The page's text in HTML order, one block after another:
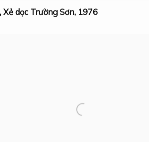
,Xẻ dọc Trường Sơn, 1976